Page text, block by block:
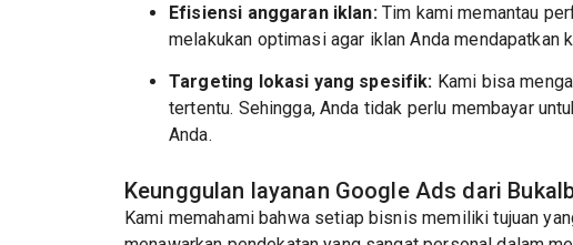
Efisiensi anggaran iklan:Tim kami memantau
melakukan optimasi agar iklan Anda
Targeting lokasi yang spesifik: Kami bisa
tertentu. Sehingga, Anda tidak perlu membayar
Anda.
Keunggulan layanan Google Ads dari
Kami memahami bahwa setiap bisnis memiliki tujuan